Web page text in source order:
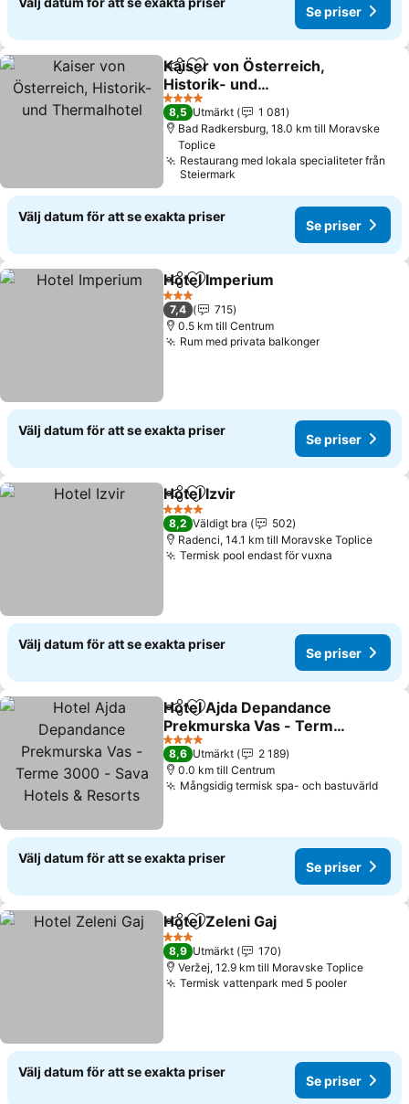
Se priser
Dela Lägg till i Mina Favoriter
Kaiser von Österreich,
Historik- und
Thermalhotel
Se priser
4 Stjärnor
8,5 Utmärkt
1 081
Bad Radkersburg, 18.0 km till Moravske
Toplice
Restaurang med lokala specialiteter från
Steiermark
Välj datum för att se exakta priser
Se priser
Dela Lägg till i Mina Favoriter
Hotel Imperium
3 Stjärnor
7,4
715
0.5 km till Centrum
Rum med privata balkongerSe priser
Välj datum för att se exakta priser
Se priser
Dela Lägg till i Mina Favoriter
Hotel Izvir
4 Stjärnor
8,2 Väldigt bra
502
Radenci, 14.1 km till Moravske Toplice
Termisk pool endast för vuxna
Välj datum för att se exakta priser
Se priser
Dela Lägg till i Mina Favoriter
Hotel Ajda Depandance
Prekmurska Vas - Terme
3000 - Sava Hotels &
Resorts
Se priser
4 Stjärnor
8,6 Utmärkt
2 189
0.0 km till Centrum
Mångsidig termisk spa- och bastuvärldSe
Välj datum för att se exakta priser
Se priser
Dela Lägg till i Mina Favoriter
Hotel Zeleni Gaj
3 Stjärnor
8,9 Utmärkt
170
Veržej, 12.9 km till Moravske Toplice
Termisk vattenpark med 5 poolerSe priser
Välj datum för att se exakta priser
Se priser